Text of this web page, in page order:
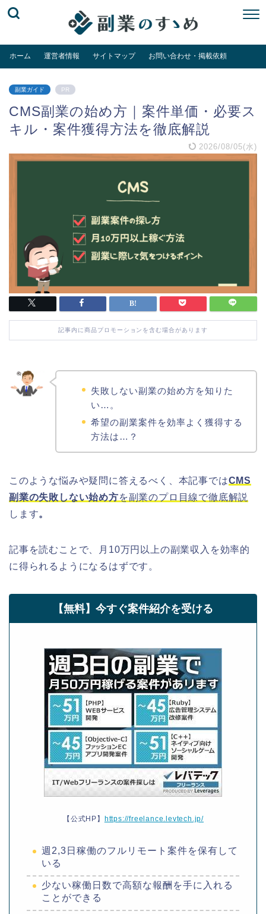
ホーム 運営者情報 サイトマップ お問い合わせ・掲載依頼
副業ガイド PR
CMS副業の始め方｜案件単価・必要ス
キル・案件獲得方法を徹底解説
2026/08/05(水)
記事内に商品プロモーションを含む場合があります
失敗しない副業の始め方を知りた
い…。
希望の副業案件を効率よく獲得する
方法は…？
このような悩みや疑問に答えるべく、本記事ではCMS
副業の失敗しない始め方を副業のプロ目線で徹底解説
します。
記事を読むことで、月10万円以上の副業収入を効率的
に得られるようになるはずです。
【無料】今すぐ案件紹介を受ける
【公式HP】 https://freelance.levtech.jp/
週2,3日稼働のフルリモート案件を保有して
いる
少ない稼働日数で高額な報酬を手に入れる
ことができる